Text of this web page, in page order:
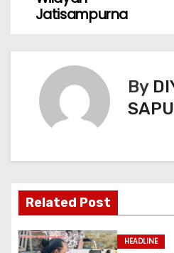
Jatisampurna
By
Related Post
HEADLINE